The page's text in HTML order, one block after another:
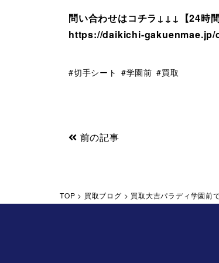
問い合わせはコチラ↓↓↓【24時間
https://daikichi-
切手シート 学園前 買取
前の記事
TOP > 買取ブログ > 買取大吉パラディ学園前